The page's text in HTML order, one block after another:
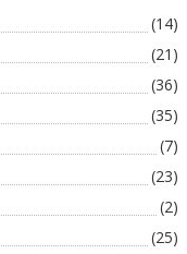
(14)
(21)
(36)
(35)
(7)
(23)
(2)
(25)